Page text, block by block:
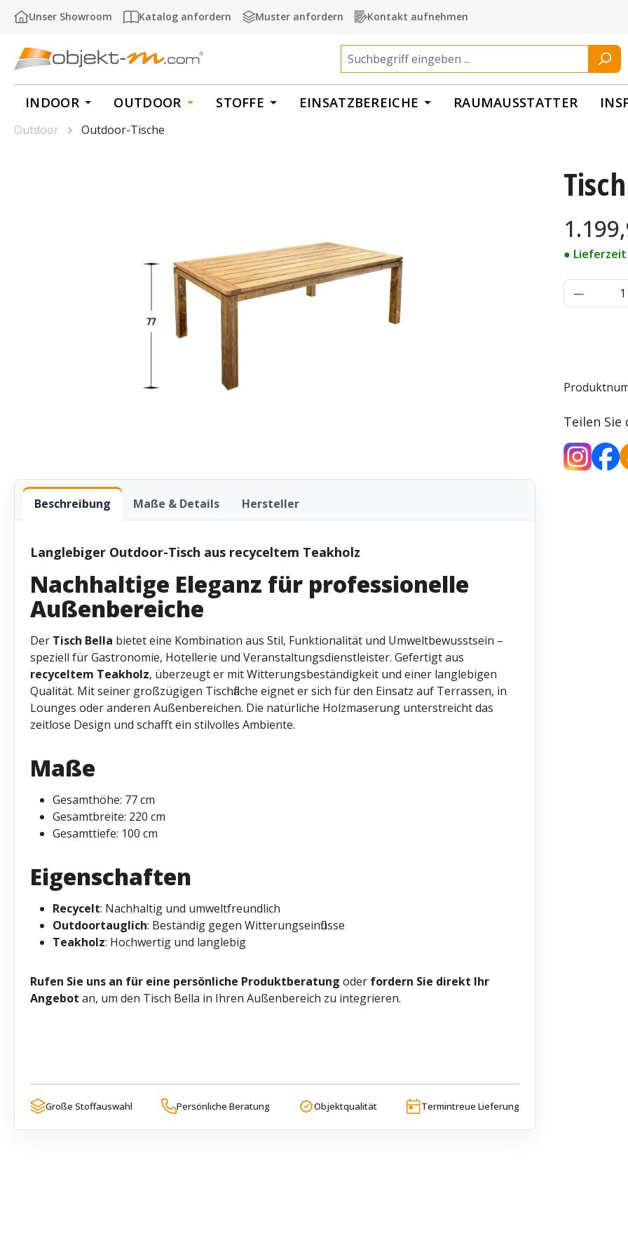
Hauptinhalt springen
Zur Suche springen
Zur Hauptnavigation springen
Unser Showroom Katalog anfordern Muster anfordern Kontakt aufnehmen
INDOOR OUTDOOR STOFFE EINSATZBEREICHE RAUMAUSSTATTER
Regulärer
●
Teilen Sie
Outdoor
Outdoor-Tische
Beschreibung Maße & Details Hersteller
Langlebiger Outdoor-Tisch aus recyceltem Teakholz
Nachhaltige Eleganz für professionelle
Außenbereiche
Der Tisch Bella bietet eine Kombination aus Stil, Funktionalität und Umweltbewusstsein –
speziell für Gastronomie, Hotellerie und Veranstaltungsdienstleister. Gefertigt aus
recyceltem Teakholz, überzeugt er mit Witterungsbeständigkeit und einer langlebigen
Qualität. Mit seiner großzügigen Tischfläche eignet er sich für den Einsatz auf Terrassen, in
Lounges oder anderen Außenbereichen. Die natürliche Holzmaserung unterstreicht das
zeitlose Design und schafft ein stilvolles Ambiente.
Maße
Gesamthöhe: 77 cm
Gesamtbreite: 220 cm
Gesamttiefe: 100 cm
Eigenschaften
Recycelt: Nachhaltig und umweltfreundlich
Outdoortauglich: Beständig gegen Witterungseinflüsse
Teakholz: Hochwertig und langlebig
Rufen Sie uns an für eine persönliche Produktberatung oder fordern Sie direkt Ihr
Angebot an, um den Tisch Bella in Ihren Außenbereich zu integrieren.
Große Stoffauswahl Persönliche Beratung Objektqualität Termintreue Lieferung